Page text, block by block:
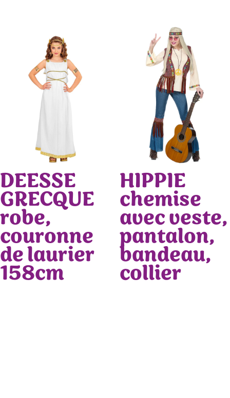
DEESSE
GRECQUE
robe,
couronne
de laurier
158cm
HIPPIE
chemise
avec veste,
pantalon,
bandeau,
collier